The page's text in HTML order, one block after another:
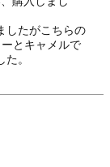
したがこちらの
とキャメルで
。